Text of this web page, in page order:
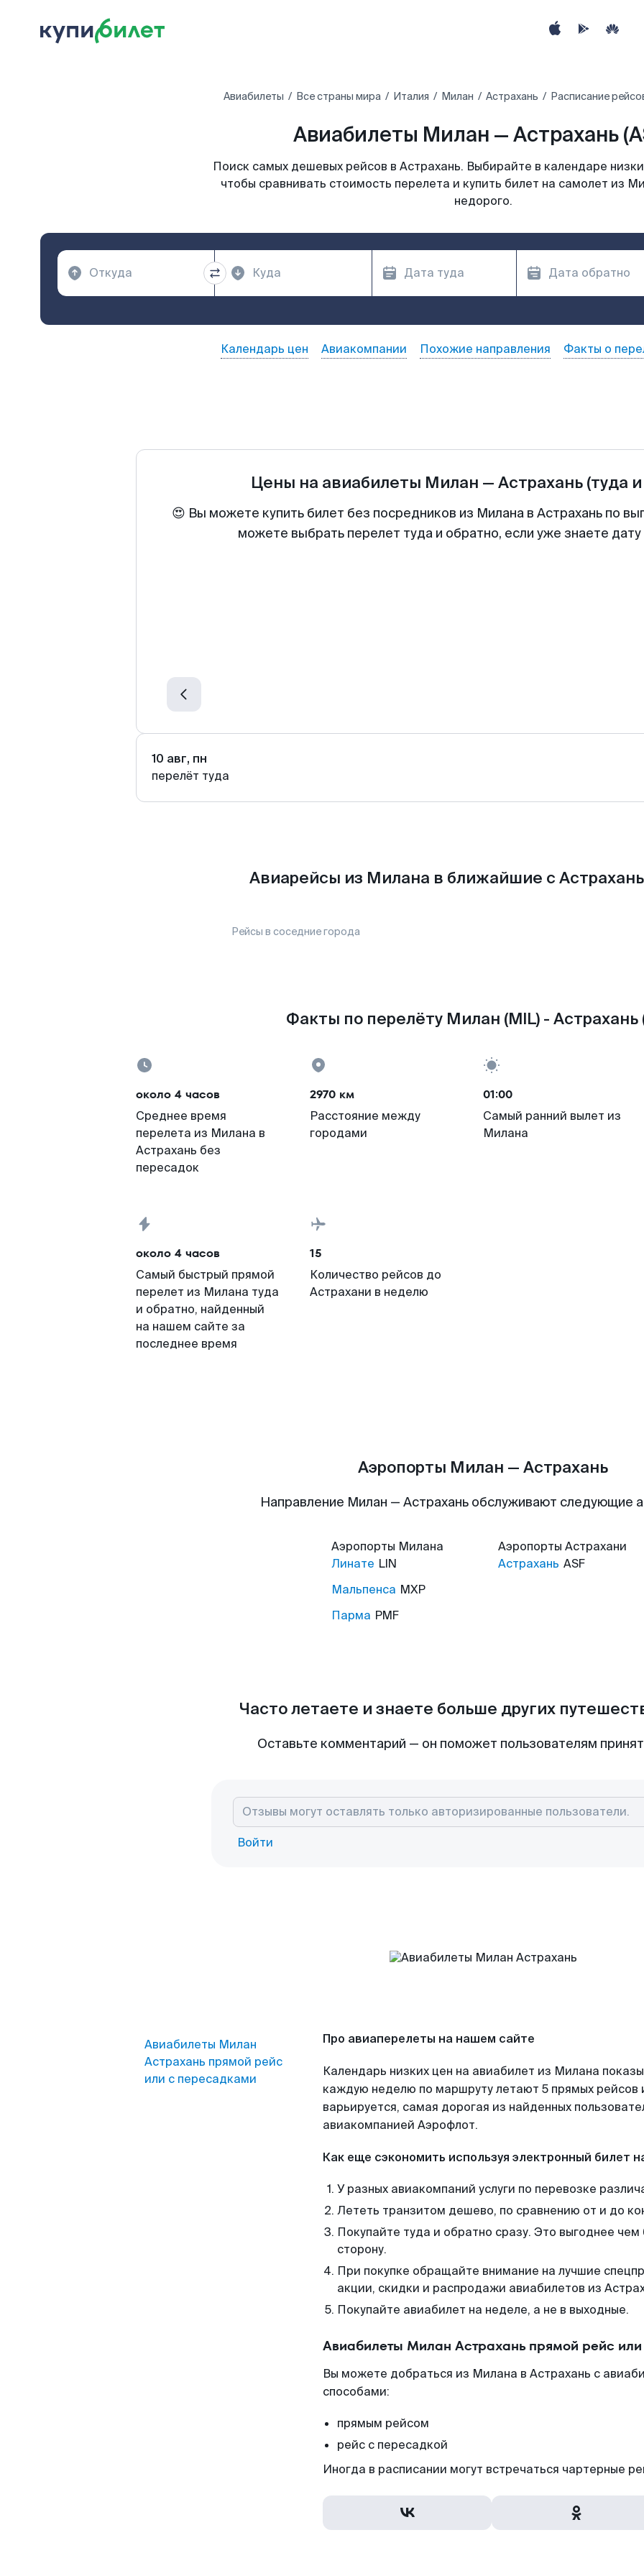
Авиабилеты Все страны мира Италия Милан Астрахань Расписание
Авиабилеты Милан — Астрахань
Поиск самых дешевых рейсов в Астрахань. Выбирайте в календаре
чтобы сравнивать стоимость перелета и купить билет на самолет из
недорого.
Календарь цен Авиакомпании Похожие направления Факты о
Цены на авиабилеты Милан — Астрахань (туда
😍 Вы можете купить билет без посредников из Милана в Астрахань по
можете выбрать перелет туда и обратно, если уже знаете
10 авг, пн
перелёт туда
Авиарейсы из Милана в ближайшие с
Рейсы в соседние города
Факты по перелёту Милан (MIL) - Астрахань
около 4 часов
Среднее время
перелета из Милана в
Астрахань без
пересадок
2970 км
Расстояние между
городами
01:00
Самый ранний вылет из
Милана
около 4 часов
Самый быстрый прямой
перелет из Милана туда
и обратно, найденный
на нашем сайте за
последнее время
15
Количество рейсов до
Астрахани в неделю
Аэропорты Милан — Астрахань
Направление Милан — Астрахань обслуживают следующие
Аэропорты Милана
Линате LIN
Мальпенса MXP
Парма PMF
Аэропорты Астрахани
Астрахань ASF
Часто летаете и знаете больше других
Оставьте комментарий — он поможет пользователям
Войти
Авиабилеты Милан
Астрахань прямой рейс
или с пересадками
Про авиаперелеты на нашем сайте
Календарь низких цен на авиабилет из Милана
каждую неделю по маршруту летают 5 прямых рейсов
варьируется, самая дорогая из найденных
авиакомпанией Аэрофлот.
Как еще сэкономить используя электронный билет
У разных авиакомпаний услуги по перевозке
Лететь транзитом дешево, по сравнению от и до
Покупайте туда и обратно сразу. Это выгоднее
сторону.
При покупке обращайте внимание на лучшие
акции, скидки и распродажи авиабилетов из
Покупайте авиабилет на неделе, а не в выходные.
Авиабилеты Милан Астрахань прямой рейс
Вы можете добраться из Милана в Астрахань с
способами:
прямым рейсом
рейс с пересадкой
Иногда в расписании могут встречаться чартерные